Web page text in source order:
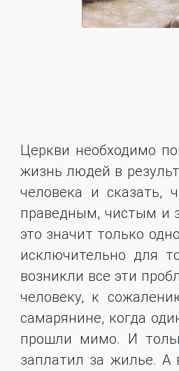
Церкви необходимо
жизнь людей в
человека и
праведным, чистым и
это значит только
исключительно для
возникли все эти
человеку, к
самарянине, когда
прошли мимо. И
заплатил за жилье. А